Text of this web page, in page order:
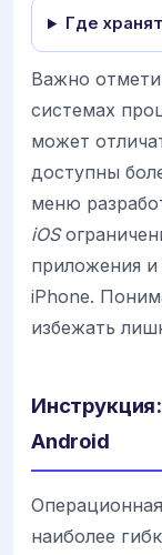
Где
Важно
системах
может
доступны
меню
iOS
приложения
iPhone.
избежать
Android
наиболее